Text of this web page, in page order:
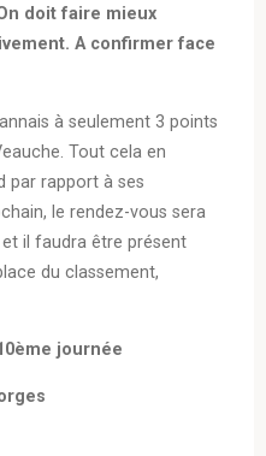
doit faire mieux
A confirmer face
à seulement 3 points
Tout cela en
par rapport à ses
le rendez-vous sera
il faudra être présent
du classement,
journée